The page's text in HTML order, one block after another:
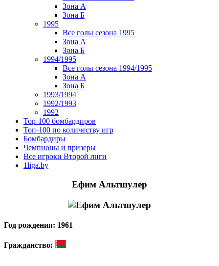
Зона А
Зона Б
1995
Все голы сезона 1995
Зона А
Зона Б
1994/1995
Все голы сезона 1994/1995
Зона А
Зона Б
1993/1994
1992/1993
1992
Top-100 бомбардиров
Топ-100 по количеству игр
Бомбардиры
Чемпионы и призеры
Все игроки Второй лиги
1liga.by
Ефим Альтшулер
Год рождения: 1961
Гражданство: